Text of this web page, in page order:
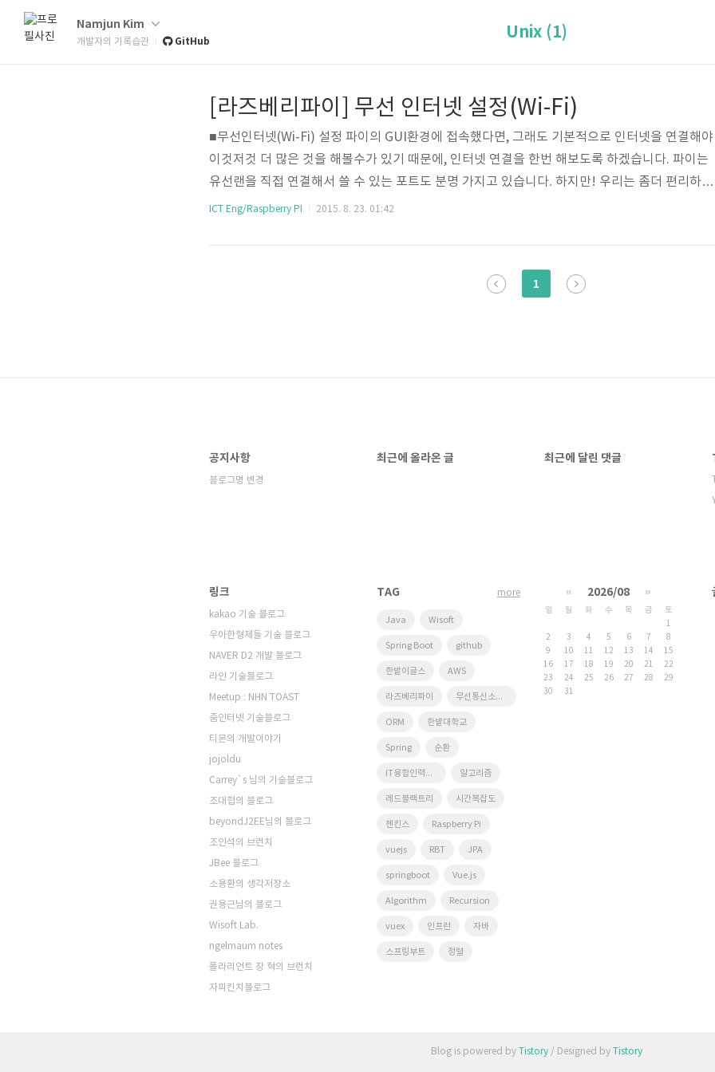
Namjun Kim
개발자의 기록습관 GitHub Unix (1)
[라즈베리파이] 무선 인터넷 설정(Wi-Fi)
■무선인터넷(Wi-Fi) 설정 파이의 GUI환경에 접속했다면, 그래도 기본적으로 인터넷을 연결해야
이것저것 더 많은 것을 해볼수가 있기 때문에, 인터넷 연결을 한번 해보도록 하겠습니다. 파이는
유선랜을 직접 연결해서 쓸 수 있는 포트도 분명 가지고 있습니다. 하지만! 우리는 좀더 편리하게,
좀더 스마트하게! 무선랜카드를 이용하여 인터넷에 접속 하도록 해보려고 합니다! 나중에 키보드
약 WiFi Configuration이 보이지 않는다면! 당황하지 마시고! 아래 과정을 먼저 실행 하신 후 다
ICT Eng/Raspberry PI 2015. 8. 23. 01:42
1
공지사항
블로그명 변경
최근에 올라온 글 최근에 달린 댓글
링크
kakao 기술 블로그
우아한형제들 기술 블로그
NAVER D2 개발 블로그
라인 기술블로그
Meetup : NHN TOAST
줌인터넷 기술블로그
티몬의 개발이야기
jojoldu
Carrey`s 님의 기술블로그
조대협의 블로그
beyondJ2EE님의 블로그
조인석의 브런치
JBee 블로그
소용환의 생각저장소
권용근님의 블로그
Wisoft Lab.
ngelmaum notes
폴라리언트 장 혁의 브런치
자피킨치블로그
TAG
Java Wisoft
Spring Boot github
한밭이글스 AWS
라즈베리파이 무선통신소프트웨어연구실
ORM 한밭대학교
Spring 순환
IT융합인력양성사업단 알고리즘
레드블랙트리 시간복잡도
젠킨스 Raspberry Pi
vuejs RBT JPA
springboot Vue.js
Algorithm Recursion
vuex 인프런 자바
스프링부트 정렬
more « 2026/08 »
일 월 화 수 목 금
토
1
2
3 4 5 6 7
8
9
10 11 12 13 14
15
16
17 18 19 20 21
22
23
24 25 26 27 28
29
30
31
Blog is powered by Tistory/ Designed by Tistory